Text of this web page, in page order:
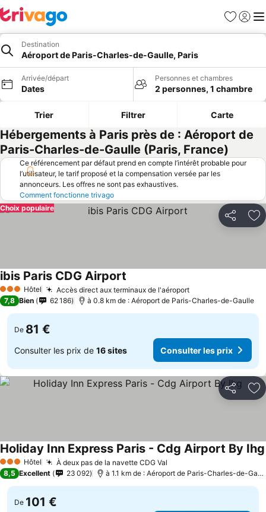
Favoris
Se
Destination
Aéroport de Paris-Charles-de-Gaulle, Paris
Arrivée/départ
Dates
Personnes et chambres
2 personnes, 1 chambre
Trier Filtrer Carte
Hébergements à Paris près de : Aéroport de
Paris-Charles-de-Gaulle (Paris, France)
Ce référencement par défaut prend en compte l’intérêt probable pour
l’utilisateur, le tarif proposé et la compensation versée par les
annonceurs. Les offres ne sont pas exhaustives.
Comment fonctionne trivago
Partager
Choix populaire
3 ÉtoilesHôtel Accès direct aux terminaux de l'aéroport
ibis Paris CDG Airport
7,8 Bien 62 186 à 0.8 km de : Aéroport de Paris-Charles-de-Gaulle
De 81 €
Consulter les prix de 16 sites Consulter les prix
Partager
3 ÉtoilesHôtel À deux pas de la navette CDG Val
Holiday Inn Express Paris - Cdg Airport By Ihg
8,5 Excellent 23 092 à 1.1 km de : Aéroport de Paris-Charles-de-Gaulle
De 101 €